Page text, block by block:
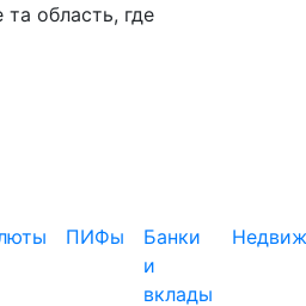
область, где
ПИФы
Банки
и
вклады